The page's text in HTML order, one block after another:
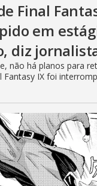
Final
em
diz
não há planos para
Fantasy IX foi